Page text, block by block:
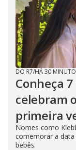
DO R7/HÁ 30
Conheça
celebram
primeira
Nomes como
comemorar a
bebês